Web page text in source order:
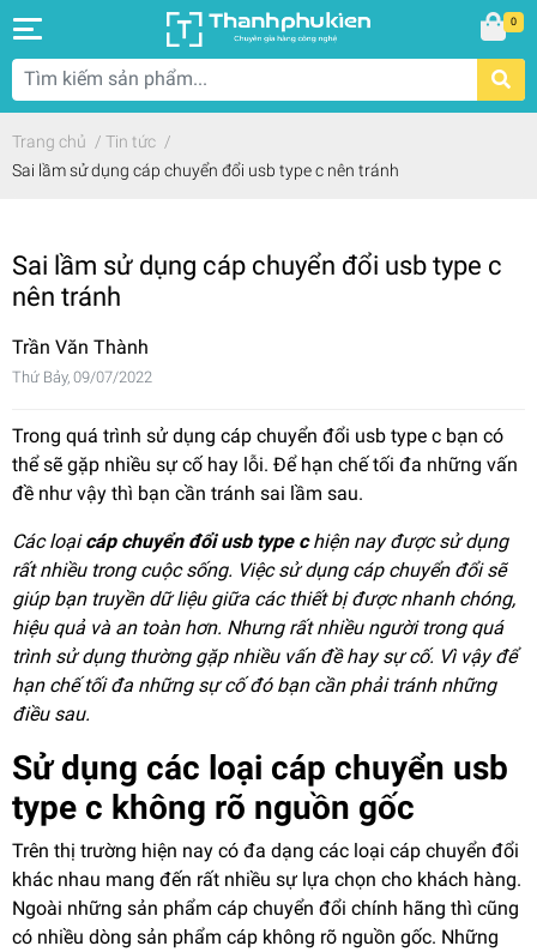
0
Trang chủ / Tin tức /
Sai lầm sử dụng cáp chuyển đổi usb type c nên tránh
Sai lầm sử dụng cáp chuyển đổi usb type c
nên tránh
Trần Văn Thành
Thứ Bảy, 09/07/2022
Trong quá trình sử dụng cáp chuyển đổi usb type c bạn có
thể sẽ gặp nhiều sự cố hay lỗi. Để hạn chế tối đa những vấn
đề như vậy thì bạn cần tránh sai lầm sau.
Các loạicáp chuyển đổi usb type chiện nay được sử dụng
rất nhiều trong cuộc sống. Việc sử dụng cáp chuyển đổi sẽ
giúp bạn truyền dữ liệu giữa các thiết bị được nhanh chóng,
hiệu quả và an toàn hơn. Nhưng rất nhiều người trong quá
trình sử dụng thường gặp nhiều vấn đề hay sự cố. Vì vậy để
hạn chế tối đa những sự cố đó bạn cần phải tránh những
điều sau.
Sử dụng các loại cáp chuyển usb
type c không rõ nguồn gốc
Trên thị trường hiện nay có đa dạng các loại cáp chuyển đổi
khác nhau mang đến rất nhiều sự lựa chọn cho khách hàng.
Ngoài những sản phẩm cáp chuyển đổi chính hãng thì cũng
có nhiều dòng sản phẩm cáp không rõ nguồn gốc. Những